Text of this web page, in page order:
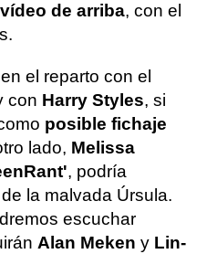
de arriba, con el
el reparto con el
con Harry Styles, si
posible fichaje
lado, Melissa
, podría
la malvada Úrsula.
escuchar
Alan Meken y Lin-